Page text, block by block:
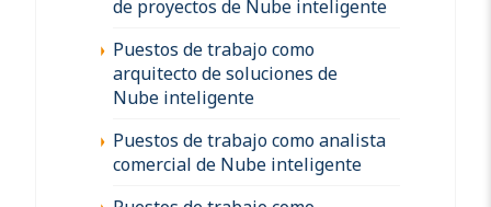
de proyectos de Nube inteligente
Puestos de trabajo como
arquitecto de soluciones de
Nube inteligente
Puestos de trabajo como analista
comercial de Nube inteligente